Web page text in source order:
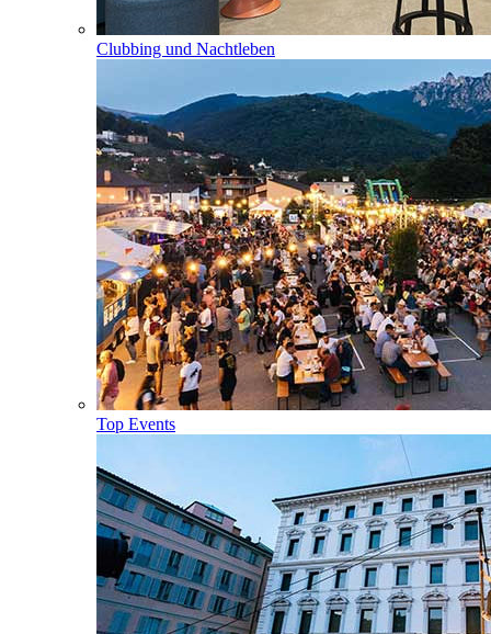
Clubbing und Nachtleben
Top Events